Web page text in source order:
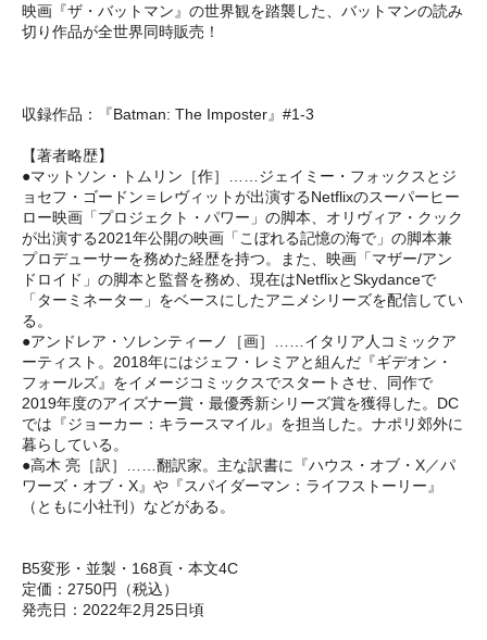
映画『ザ・バットマン』の世界観を踏襲した、バットマンの読み
切り作品が全世界同時販売！
収録作品：『Batman: The Imposter』#1-3
【著者略歴】
●マットソン・トムリン［作］……ジェイミー・フォックスとジ
ョセフ・ゴードン＝レヴィットが出演するNetflixのスーパーヒー
ロー映画「プロジェクト・パワー」の脚本、オリヴィア・クック
が出演する2021年公開の映画「こぼれる記憶の海で」の脚本兼
プロデューサーを務めた経歴を持つ。また、映画「マザー/アン
ドロイド」の脚本と監督を務め、現在はNetflixとSkydanceで
「ターミネーター」をベースにしたアニメシリーズを配信してい
る。
●アンドレア・ソレンティーノ［画］……イタリア人コミックア
ーティスト。2018年にはジェフ・レミアと組んだ『ギデオン・
フォールズ』をイメージコミックスでスタートさせ、同作で
2019年度のアイズナー賞・最優秀新シリーズ賞を獲得した。DC
では『ジョーカー：キラースマイル』を担当した。ナポリ郊外に
暮らしている。
●高木 亮［訳］……翻訳家。主な訳書に『ハウス・オブ・X／パ
ワーズ・オブ・X』や『スパイダーマン：ライフストーリー』
（ともに小社刊）などがある。
B5変形・並製・168頁・本文4C
定価：2750円（税込）
発売日：2022年2月25日頃